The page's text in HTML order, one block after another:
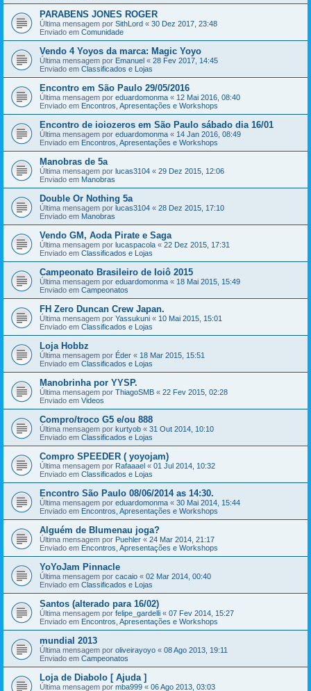
PARABENS JONES ROGER
Última mensagem por SithLord « 30 Dez 2017, 23:48
Enviado em Comunidade
Vendo 4 Yoyos da marca: Magic Yoyo
Última mensagem por Emanuel « 28 Fev 2017, 14:45
Enviado em Classificados e Lojas
Encontro em São Paulo 29/05/2016
Última mensagem por eduardomonma « 12 Mai 2016, 08:40
Enviado em Encontros, Apresentações e Workshops
Encontro de ioiozeros em São Paulo sábado dia 16/01
Última mensagem por eduardomonma « 14 Jan 2016, 08:49
Enviado em Encontros, Apresentações e Workshops
Manobras de 5a
Última mensagem por lucas3104 « 29 Dez 2015, 12:06
Enviado em Manobras
Double Or Nothing 5a
Última mensagem por lucas3104 « 28 Dez 2015, 17:10
Enviado em Manobras
Vendo GM, Aoda Pirate e Saga
Última mensagem por lucaspacola « 22 Dez 2015, 17:31
Enviado em Classificados e Lojas
Campeonato Brasileiro de Ioiô 2015
Última mensagem por eduardomonma « 18 Mai 2015, 15:49
Enviado em Campeonatos
FH Zero Duncan Crew Japan.
Última mensagem por Yassukuni « 10 Mai 2015, 15:01
Enviado em Classificados e Lojas
Loja Hobbz
Última mensagem por Éder « 18 Mar 2015, 15:51
Enviado em Classificados e Lojas
Manobrinha por YYSP.
Última mensagem por ThiagoSMB « 22 Fev 2015, 02:28
Enviado em Videos
Compro/troco G5 e/ou 888
Última mensagem por kurtyob « 31 Out 2014, 10:10
Enviado em Classificados e Lojas
Compro SPEEDER ( yoyojam)
Última mensagem por Rafaaael « 01 Jul 2014, 10:32
Enviado em Classificados e Lojas
Encontro São Paulo 08/06/2014 as 14:30.
Última mensagem por eduardomonma « 30 Mai 2014, 15:44
Enviado em Encontros, Apresentações e Workshops
Alguém de Blumenau joga?
Última mensagem por Puehler « 24 Mar 2014, 21:17
Enviado em Encontros, Apresentações e Workshops
YoYoJam Pinnacle
Última mensagem por cacaio « 02 Mar 2014, 00:40
Enviado em Classificados e Lojas
Santos (alterado para 16/02)
Última mensagem por felipe_gardelli « 07 Fev 2014, 15:27
Enviado em Encontros, Apresentações e Workshops
mundial 2013
Última mensagem por oliveirayoyo « 08 Ago 2013, 19:11
Enviado em Campeonatos
Loja de Diabolo [ Ajuda ]
Última mensagem por mba999 « 06 Ago 2013, 03:03